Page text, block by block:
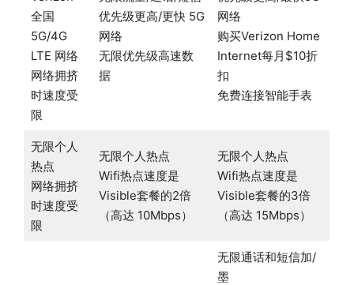
全国
5G/4G
LTE 网络
网络拥挤
时速度受
限
优先级更高/更快 5G
网络
无限优先级高速数
据
网络
购买Verizon Home
Internet每月$10折
扣
免费连接智能手表
无限个人
热点
网络拥挤
时速度受
限
无限个人热点
Wifi热点速度是
Visible套餐的2倍
（高达 10Mbps）
无限个人热点
Wifi热点速度是
Visible套餐的3倍
（高达 15Mbps）
无限通话和短信加/
墨